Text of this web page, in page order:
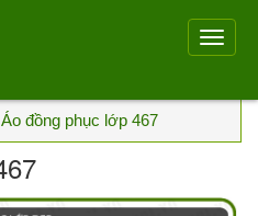
Áo đồng phục lớp 467